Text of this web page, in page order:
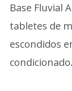
Base Fluvial
tabletes de
escondidos
condicionado.